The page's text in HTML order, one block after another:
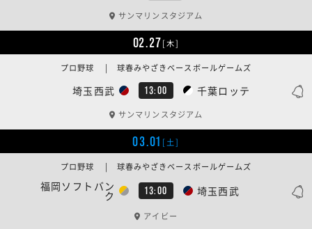
サンマリンスタジアム
02.27[木]
埼玉西武 13:00 千葉ロッテ
プロ野球 | 球春みやざきベースボールゲームズ
サンマリンスタジアム
03.01 [土]
福岡ソフトバン
ク 13:00 埼玉西武
プロ野球 | 球春みやざきベースボールゲームズ
アイビー